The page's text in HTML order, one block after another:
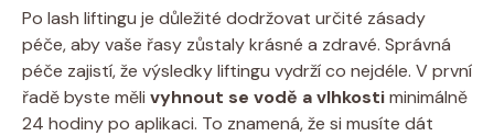
Po lash liftingu je důležité dodržovat určité zásady
péče, aby vaše řasy zůstaly krásné a zdravé. Správná
péče zajistí, že výsledky liftingu vydrží co nejdéle. V první
řadě byste měli vyhnout se vodě a vlhkostiminimálně
24 hodiny po aplikaci. To znamená, že si musíte dát